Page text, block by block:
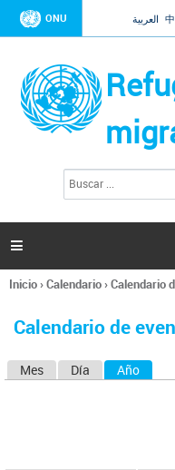
ONU العربية
l
s

Se
usted
Inicio›Calendario›Calendario
Calendario de
Mes Día Año